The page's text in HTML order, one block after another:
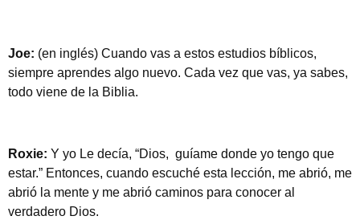
Joe: (en inglés) Cuando vas a estos estudios bíblicos,
siempre aprendes algo nuevo. Cada vez que vas, ya sabes,
todo viene de la Biblia.
Roxie: Y yo Le decía, “Dios, guíame donde yo tengo que
estar.” Entonces, cuando escuché esta lección, me abrió, me
abrió la mente y me abrió caminos para conocer al
verdadero Dios.